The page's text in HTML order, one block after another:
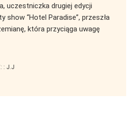
uczestniczka drugiej edycji
show “Hotel Paradise”, przeszła
która przyciąga uwagę
: J.J